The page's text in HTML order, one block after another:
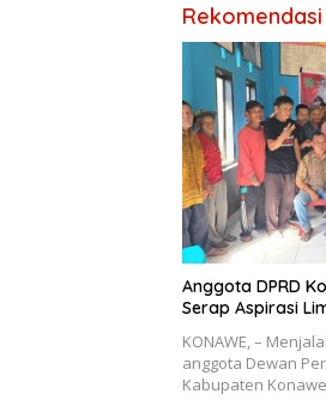
Anggota DPRD
Serap Aspirasi
KONAWE, –
anggota Dewan
Kabupaten